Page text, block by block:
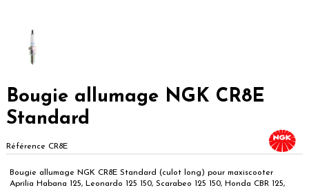
Bougie allumage NGK CR8E
Standard
Référence CR8E
Bougie allumage NGK CR8E Standard (culot long) pour maxiscooter
Aprilia Habana 125, Leonardo 125 150, Scarabeo 125 150, Honda CBR 125,